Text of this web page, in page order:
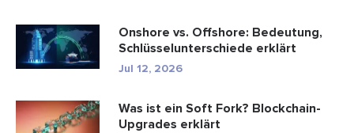
Onshore vs. Offshore: Bedeutung,
Schlüsselunterschiede erklärt
Jul 12, 2026
Was ist ein Soft Fork? Blockchain-
Upgrades erklärt